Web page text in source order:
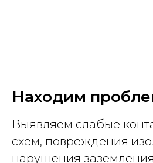
Находим
Выявляем слабые
схем, повреждения
нарушения